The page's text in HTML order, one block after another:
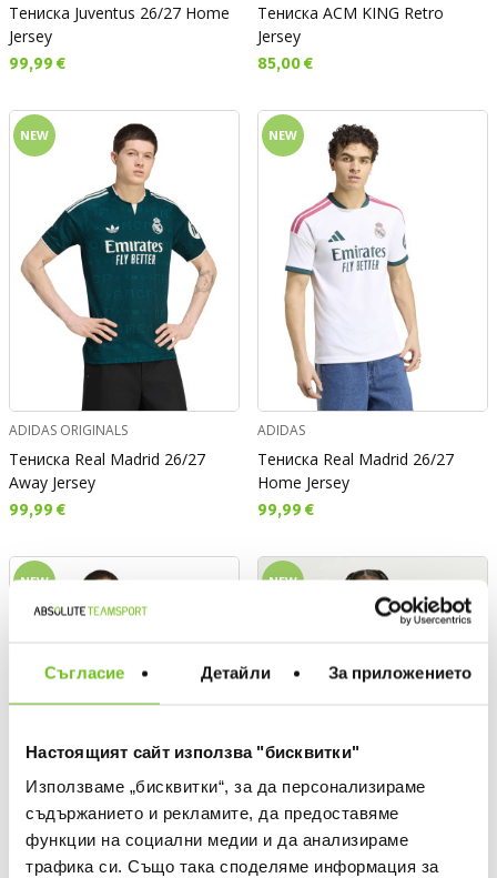
Съгласие Детайли За приложението
Настоящият сайт използва "бисквитки"
Използваме „бисквитки“, за да персонализираме
съдържанието и рекламите, да предоставяме
функции на социални медии и да анализираме
трафика си. Също така споделяме информация за
Тениска Juventus 26/27 Home
Jersey
Текуща цена:
99,99 €
Тениска ACM KING Retro
Jersey
Текуща цена:
85,00 €
NEW
ADIDAS ORIGINALS
Тениска Real Madrid 26/27
Away Jersey
Текуща цена:
99,99 €
NEW
ADIDAS
Тениска Real Madrid 26/27
Home Jersey
Текуща цена:
99,99 €
NEW NEW